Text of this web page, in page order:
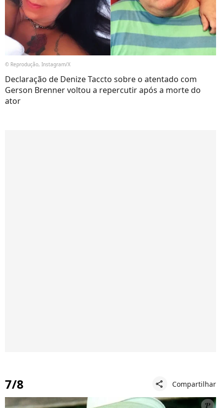
© Reprodução, Instagram/X
Declaração de Denize Taccto sobre o atentado com
Gerson Brenner voltou a repercutir após a morte do
ator
7/8 share Compartilhar